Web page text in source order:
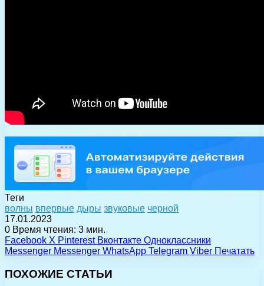
Теги
волны впервые дыры звуковые черной
17.01.2023
0 Время чтения: 3 мин.
Facebook X Pinterest Вконтакте Одноклассники
Messenger Messenger WhatsApp Telegram Viber Печатать
ПОХОЖИЕ СТАТЬИ